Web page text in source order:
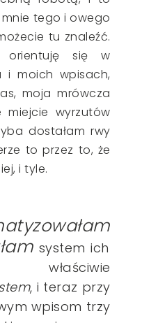
mnie tego i owego
tu znaleźć.
orientuję się w
moich wpisach,
moja mrówcza
wyrzutów
dostałam rwy
to przez to, że
i tyle.
system ich
, i teraz przy
wpisom trzy